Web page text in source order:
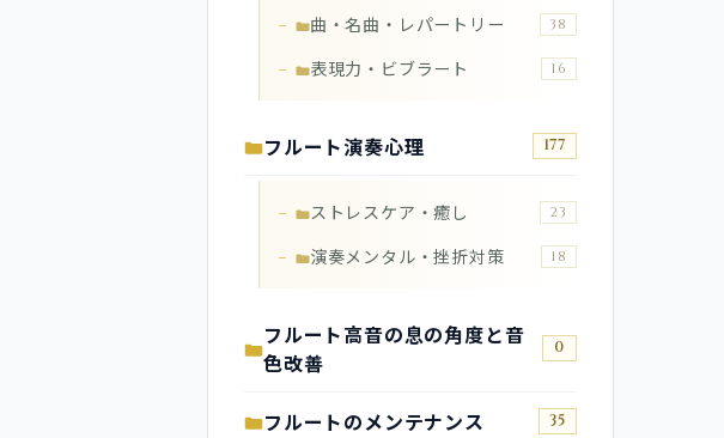
曲・名曲・レパートリー 38
表現力・ビブラート 16
フルート演奏心理 177
ストレスケア・癒し 23
演奏メンタル・挫折対策 18
フルート高音の息の角度と音
色改善
0
フルートのメンテナンス 35